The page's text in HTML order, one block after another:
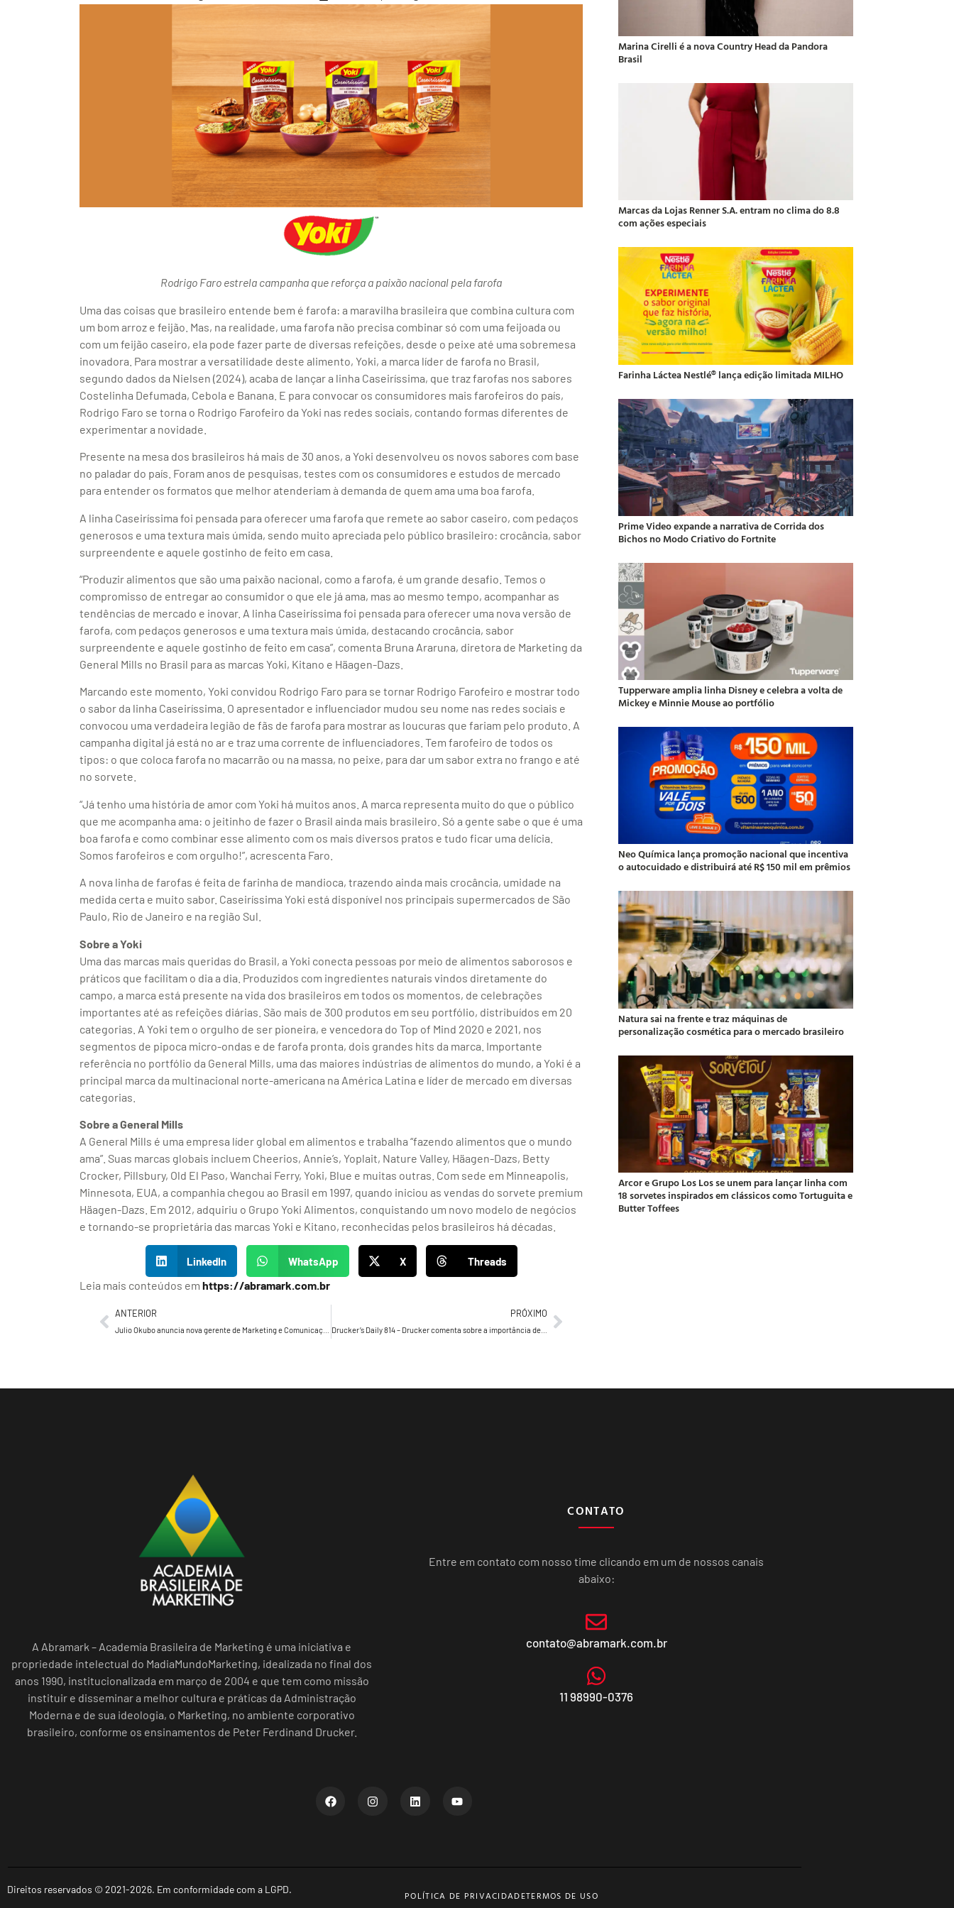
Rodrigo Faro estrela campanha que reforça a paixão nacional pela farofa
Uma das coisas que brasileiro entende bem é farofa: a maravilha brasileira que combina cultura com
um bom arroz e feijão. Mas, na realidade, uma farofa não precisa combinar só com uma feijoada ou
com um feijão caseiro, ela pode fazer parte de diversas refeições, desde o peixe até uma sobremesa
inovadora. Para mostrar a versatilidade deste alimento, Yoki, a marca líder de farofa no Brasil,
segundo dados da Nielsen (2024), acaba de lançar a linha Caseiríssima, que traz farofas nos sabores
Costelinha Defumada, Cebola e Banana. E para convocar os consumidores mais farofeiros do país,
Rodrigo Faro se torna o Rodrigo Farofeiro da Yoki nas redes sociais, contando formas diferentes de
experimentar a novidade.
Presente na mesa dos brasileiros há mais de 30 anos, a Yoki desenvolveu os novos sabores com base
no paladar do país. Foram anos de pesquisas, testes com os consumidores e estudos de mercado
para entender os formatos que melhor atenderiam à demanda de quem ama uma boa farofa.
A linha Caseiríssima foi pensada para oferecer uma farofa que remete ao sabor caseiro, com pedaços
generosos e uma textura mais úmida, sendo muito apreciada pelo público brasileiro: crocância, sabor
surpreendente e aquele gostinho de feito em casa.
“Produzir alimentos que são uma paixão nacional, como a farofa, é um grande desafio. Temos o
compromisso de entregar ao consumidor o que ele já ama, mas ao mesmo tempo, acompanhar as
tendências de mercado e inovar. A linha Caseiríssima foi pensada para oferecer uma nova versão de
farofa, com pedaços generosos e uma textura mais úmida, destacando crocância, sabor
surpreendente e aquele gostinho de feito em casa”, comenta Bruna Araruna, diretora de Marketing da
General Mills no Brasil para as marcas Yoki, Kitano e Häagen-Dazs.
Marcando este momento, Yoki convidou Rodrigo Faro para se tornar Rodrigo Farofeiro e mostrar todo
o sabor da linha Caseiríssima. O apresentador e influenciador mudou seu nome nas redes sociais e
convocou uma verdadeira legião de fãs de farofa para mostrar as loucuras que fariam pelo produto. A
campanha digital já está no ar e traz uma corrente de influenciadores. Tem farofeiro de todos os
tipos: o que coloca farofa no macarrão ou na massa, no peixe, para dar um sabor extra no frango e até
no sorvete.
“Já tenho uma história de amor com Yoki há muitos anos. A marca representa muito do que o público
que me acompanha ama: o jeitinho de fazer o Brasil ainda mais brasileiro. Só a gente sabe o que é uma
boa farofa e como combinar esse alimento com os mais diversos pratos e tudo ficar uma delícia.
Somos farofeiros e com orgulho!”, acrescenta Faro.
A nova linha de farofas é feita de farinha de mandioca, trazendo ainda mais crocância, umidade na
medida certa e muito sabor. Caseiríssima Yoki está disponível nos principais supermercados de São
Paulo, Rio de Janeiro e na região Sul.
Sobre a Yoki
Uma das marcas mais queridas do Brasil, a Yoki conecta pessoas por meio de alimentos saborosos e
práticos que facilitam o dia a dia. Produzidos com ingredientes naturais vindos diretamente do
campo, a marca está presente na vida dos brasileiros em todos os momentos, de celebrações
importantes até as refeições diárias. São mais de 300 produtos em seu portfólio, distribuídos em 20
categorias. A Yoki tem o orgulho de ser pioneira, e vencedora do Top of Mind 2020 e 2021, nos
segmentos de pipoca micro-ondas e de farofa pronta, dois grandes hits da marca. Importante
referência no portfólio da General Mills, uma das maiores indústrias de alimentos do mundo, a Yoki é a
principal marca da multinacional norte-americana na América Latina e líder de mercado em diversas
categorias.
Sobre a General Mills
A General Mills é uma empresa líder global em alimentos e trabalha “fazendo alimentos que o mundo
ama”. Suas marcas globais incluem Cheerios, Annie’s, Yoplait, Nature Valley, Häagen-Dazs, Betty
Crocker, Pillsbury, Old El Paso, Wanchai Ferry, Yoki, Blue e muitas outras. Com sede em Minneapolis,
Minnesota, EUA, a companhia chegou ao Brasil em 1997, quando iniciou as vendas do sorvete premium
Häagen-Dazs. Em 2012, adquiriu o Grupo Yoki Alimentos, conquistando um novo modelo de negócios
e tornando-se proprietária das marcas Yoki e Kitano, reconhecidas pelos brasileiros há décadas.
LinkedIn WhatsApp X Threads
Leia mais conteúdos em https://abramark.com.br
ANTERIOR PRÓXIMO
Marina Cirelli é a nova Country Head da Pandora
Brasil
Marcas da Lojas Renner S.A. entram no clima do 8.8
com ações especiais
Farinha Láctea Nestlé® lança edição limitada MILHO
Prime Video expande a narrativa de Corrida dos
Bichos no Modo Criativo do Fortnite
Tupperware amplia linha Disney e celebra a volta de
Mickey e Minnie Mouse ao portfólio
Neo Química lança promoção nacional que incentiva
o autocuidado e distribuirá até R$ 150 mil em prêmios
Natura sai na frente e traz máquinas de
personalização cosmética para o mercado brasileiro
Arcor e Grupo Los Los se unem para lançar linha com
18 sorvetes inspirados em clássicos como Tortuguita e
Butter Toffees
A Abramark – Academia Brasileira de Marketing é uma iniciativa e
propriedade intelectual do MadiaMundoMarketing, idealizada no final dos
anos 1990, institucionalizada em março de 2004 e que tem como missão
instituir e disseminar a melhor cultura e práticas da Administração
Moderna e de sua ideologia, o Marketing, no ambiente corporativo
brasileiro, conforme os ensinamentos de Peter Ferdinand Drucker.
CONTATO
Entre em contato com nosso time clicando em um de nossos canais
abaixo:
contato@abramark.com.br
11 98990-0376
Direitos reservados © 2021-2026. Em conformidade com a LGPD. POLÍTICA DE PRIVACIDADETERMOS DE USO